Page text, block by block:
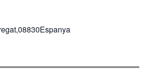
,08830Espanya